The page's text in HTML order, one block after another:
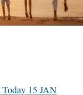
15 JAN